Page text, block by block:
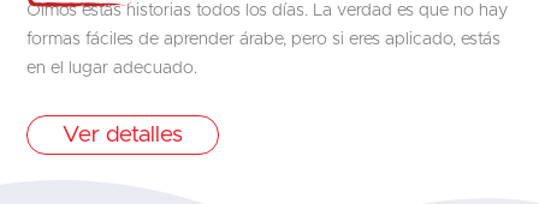
Oímos estas historias todos los días. La verdad es que no hay
formas fáciles de aprender árabe, pero si eres aplicado, estás
en el lugar adecuado.
Ver detalles